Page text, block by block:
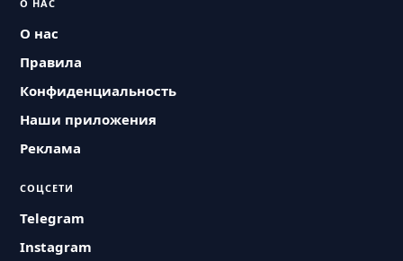
О НАС
О нас
Правила
Конфиденциальность
Наши приложения
Реклама
СОЦСЕТИ
Telegram
Instagram